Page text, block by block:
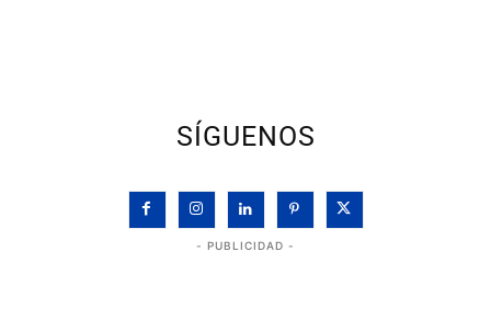
SÍGUENOS
- PUBLICIDAD -